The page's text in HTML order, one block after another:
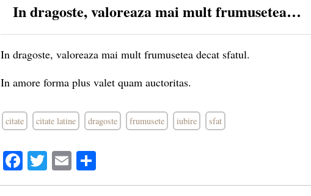
In dragoste, valoreaza mai mult frumusetea…
In dragoste, valoreaza mai mult frumusetea decat sfatul.
In amore forma plus valet quam auctoritas.
citate citate latine dragoste frumusete iubire sfat
Facebook
Twitter
Email